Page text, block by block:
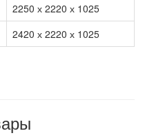
2250 х 2220 х 1025
2420 х 2220 х 1025